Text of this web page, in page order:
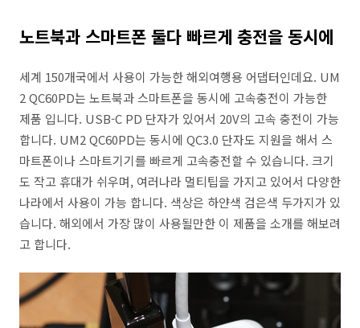
노트북과 스마트폰 둘다 빠르게 충전을 동시에
세계 150개국에서 사용이 가능한 해외여행용 어댑터인데요. UM
2 QC60PD는 노트북과 스마트폰을 동시에 고속충전이 가능한
제품 입니다. USB-C PD 단자가 있어서 20V의 고속 충전이 가능
합니다. UM2 QC60PD는 동시에 QC3.0 단자도 지원을 해서 스
마트폰이나 스마트기기를 빠르게 고속충전할 수 있습니다. 크기
도 작고 휴대가 쉬우며, 여러나라 멀티팁을 가지고 있어서 다양한
나라에서 사용이 가능 합니다. 색상은 하얀색 검은색 두가지가 있
습니다. 해외에서 가장 많이 사용될만한 이 제품을 소개를 해보려
고 합니다.